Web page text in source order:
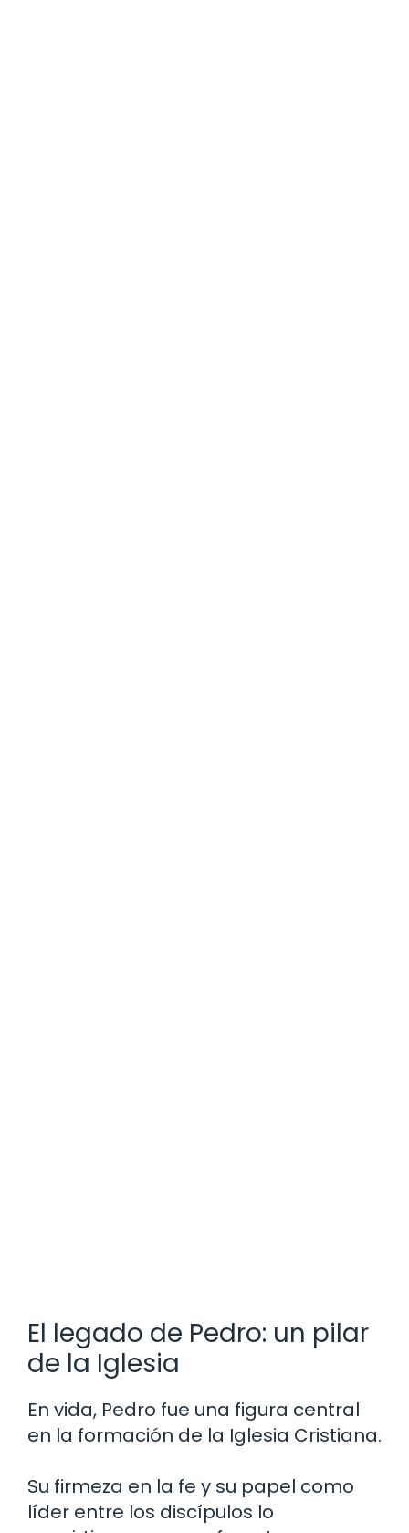
El legado de Pedro: un pilar
de la Iglesia
En vida, Pedro fue una figura central
en la formación de la Iglesia Cristiana.
Su firmeza en la fe y su papel como
líder entre los discípulos lo